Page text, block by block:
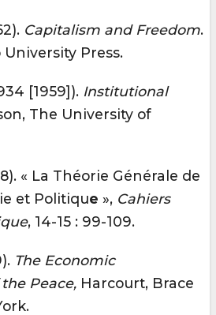
Capitalism and Freedom.
Press.
[1959]). Institutional
The University of
« La Théorie Générale de
et Politique », Cahiers
, 14-15 : 99-109.
The Economic
Peace, Harcourt, Brace